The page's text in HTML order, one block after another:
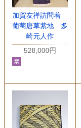
加賀友禅訪問着
葡萄唐草紫地 多
崎元人作
528,000円